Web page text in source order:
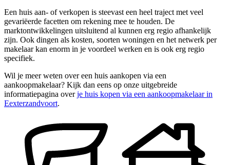
Een huis aan- of verkopen is steevast een heel traject met veel
gevariëerde facetten om rekening mee te houden. De
marktontwikkelingen uitsluitend al kunnen erg regio afhankelijk
zijn. Ook dingen als kosten, soorten woningen en het netwerk per
makelaar kan enorm in je voordeel werken en is ook erg regio
specifiek.
Wil je meer weten over een huis aankopen via een
aankoopmakelaar? Kijk dan eens op onze uitgebreide
informatiepagina overje huis kopen via een aankoopmakelaar in
Eexterzandvoort.